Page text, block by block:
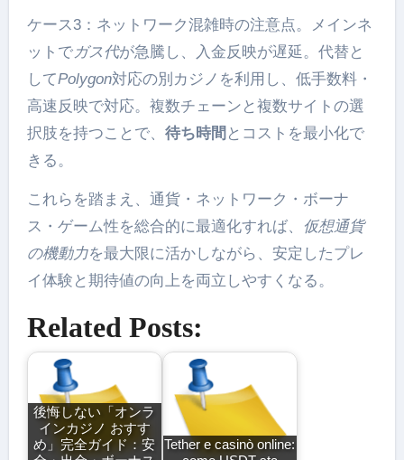
ケース3：ネットワーク混雑時の注意点。メインネ
ットでガス代が急騰し、入金反映が遅延。代替と
してPolygon対応の別カジノを利用し、低手数料・
高速反映で対応。複数チェーンと複数サイトの選
択肢を持つことで、 待ち時間 とコストを最小化で
きる。
これらを踏まえ、通貨・ネットワーク・ボーナ
ス・ゲーム性を総合的に最適化すれば、
仮想通貨
の機動力を最大限に活かしながら、安定したプレ
イ体験と期待値の向上を両立しやすくなる。
Related Posts:
後悔しない「オンラ
インカジノ おすす
め」完全ガイド：安
Tether e casinò online: